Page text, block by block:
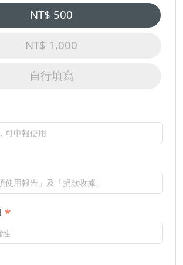
NT$ 500
NT$ 1,000
自行填寫